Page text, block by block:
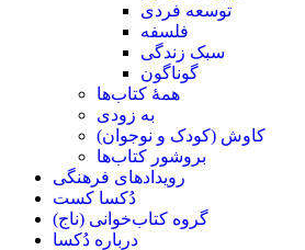
توسعه فردی
فلسفه
سبک زندگی
گوناگون
همۀ کتاب‌ها
به زودی
کاوش (کودک و ‌نوجوان)
بروشور کتاب‌ها
رویدادهای فرهنگی
دُکسا کست
گروه کتاب‌خوانی (ناج)
درباره دُکسا